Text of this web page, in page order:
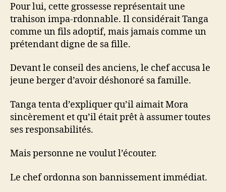
Pour lui, cette grossesse représentait une
trahison impa-rdonnable. Il considérait Tanga
comme un fils adoptif, mais jamais comme un
prétendant digne de sa fille.
Devant le conseil des anciens, le chef accusa le
jeune berger d’avoir déshonoré sa famille.
Tanga tenta d’expliquer qu’il aimait Mora
sincèrement et qu’il était prêt à assumer toutes
ses responsabilités.
Mais personne ne voulut l’écouter.
Le chef ordonna son bannissement immédiat.